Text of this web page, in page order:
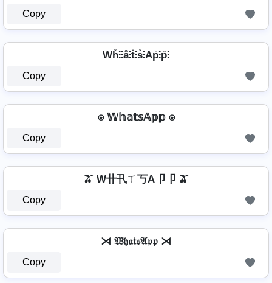
Copy
Wh̊⫶⫶å⫶t̊⫶s̊⫶Ap̊⫶p̊⫶
Copy
⍟ 𝕎𝕙𝕒𝕥𝕤𝔸𝕡𝕡 ⍟
Copy
🫒 W卄卂ㄒ丂A卩卩 🫒
Copy
⋊ 𝔚𝔥𝔞𝔱𝔰𝔄𝔭𝔭 ⋊
Copy